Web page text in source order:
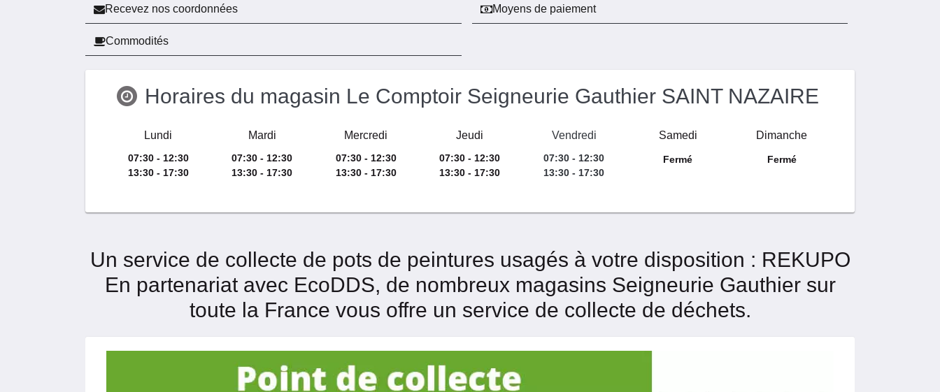
Recevez nos coordonnées Moyens de paiement
Commodités
Horaires du magasin Le Comptoir Seigneurie Gauthier SAINT NAZAIRE
Lundi
07:30 - 12:30
13:30 - 17:30
Mardi
07:30 - 12:30
13:30 - 17:30
Mercredi
07:30 - 12:30
13:30 - 17:30
Jeudi
07:30 - 12:30
13:30 - 17:30
Vendredi
07:30 - 12:30
13:30 - 17:30
Samedi
Fermé
Dimanche
Fermé
Un service de collecte de pots de peintures usagés à votre disposition : REKUPO
En partenariat avec EcoDDS, de nombreux magasins Seigneurie Gauthier sur
toute la France vous offre un service de collecte de déchets.